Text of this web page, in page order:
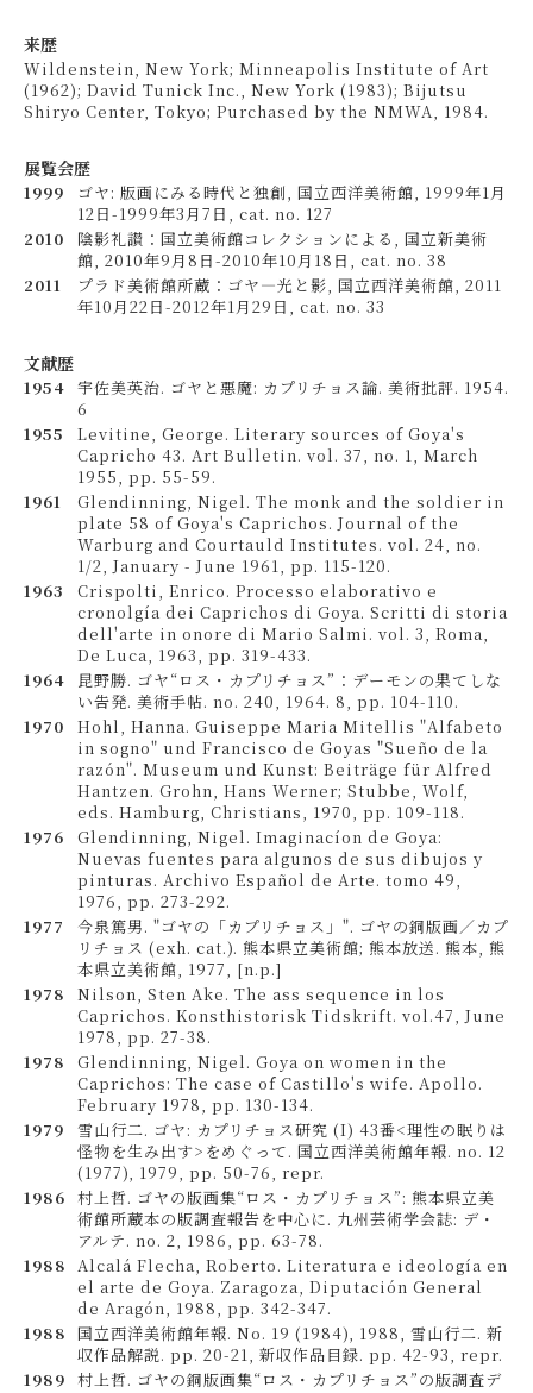
来歴
Wildenstein, New York; Minneapolis Institute of Art
(1962); David Tunick Inc., New York (1983); Bijutsu
Shiryo Center, Tokyo; Purchased by the NMWA, 1984.
展覧会歴
1999
ゴヤ: 版画にみる時代と独創, 国立西洋美術館, 1999年1月
12日-1999年3月7日, cat. no. 127
2010
陰影礼讃：国立美術館コレクションによる, 国立新美術
館, 2010年9月8日-2010年10月18日, cat. no. 38
2011
プラド美術館所蔵：ゴヤ―光と影, 国立西洋美術館, 2011
年10月22日-2012年1月29日, cat. no. 33
文献歴
1954 宇佐美英治. ゴヤと悪魔: カプリチョス論. 美術批評. 1954.
6
1955
Levitine, George. Literary sources of Goya's
Capricho 43. Art Bulletin. vol. 37, no. 1, March
1955, pp. 55-59.
1961
Glendinning, Nigel. The monk and the soldier in
plate 58 of Goya's Caprichos. Journal of the
Warburg and Courtauld Institutes. vol. 24, no.
1/2, January - June 1961, pp. 115-120.
1963
Crispolti, Enrico. Processo elaborativo e
cronolgía dei Caprichos di Goya. Scritti di storia
dell'arte in onore di Mario Salmi. vol. 3, Roma,
De Luca, 1963, pp. 319-433.
1964
昆野勝. ゴヤ“ロス・カプリチョス”：デーモンの果てしな
い告発. 美術手帖. no. 240, 1964. 8, pp. 104-110.
1970
Hohl, Hanna. Guiseppe Maria Mitellis "Alfabeto
in sogno" und Francisco de Goyas "Sueño de la
razón". Museum und Kunst: Beiträge für Alfred
Hantzen. Grohn, Hans Werner; Stubbe, Wolf,
eds. Hamburg, Christians, 1970, pp. 109-118.
1976
Glendinning, Nigel. Imaginacíon de Goya:
Nuevas fuentes para algunos de sus dibujos y
pinturas. Archivo Español de Arte. tomo 49,
1976, pp. 273-292.
1977
今泉篤男. "ゴヤの「カプリチョス」". ゴヤの銅版画／カプ
リチョス (exh. cat.). 熊本県立美術館; 熊本放送. 熊本, 熊
本県立美術館, 1977, [n.p.]
1978
Nilson, Sten Ake. The ass sequence in los
Caprichos. Konsthistorisk Tidskrift. vol.47, June
1978, pp. 27-38.
1978
Glendinning, Nigel. Goya on women in the
Caprichos: The case of Castillo's wife. Apollo.
February 1978, pp. 130-134.
1979
雪山行二. ゴヤ: カプリチョス研究 (I) 43番<理性の眠りは
怪物を生み出す>をめぐって. 国立西洋美術館年報. no. 12
(1977), 1979, pp. 50-76, repr.
1986 村上哲. ゴヤの版画集“ロス・カプリチョス”: 熊本県立美
術館所蔵本の版調査報告を中心に. 九州芸術学会誌: デ・
アルテ. no. 2, 1986, pp. 63-78.
1988 Alcalá Flecha, Roberto. Literatura e ideología en
el arte de Goya. Zaragoza, Diputación General
de Aragón, 1988, pp. 342-347.
1988
国立西洋美術館年報. No. 19 (1984), 1988, 雪山行二. 新
収作品解説. pp. 20-21, 新収作品目録. pp. 42-93, repr.
1989 村上哲. ゴヤの銅版画集“ロス・カプリチョス”の版調査デ